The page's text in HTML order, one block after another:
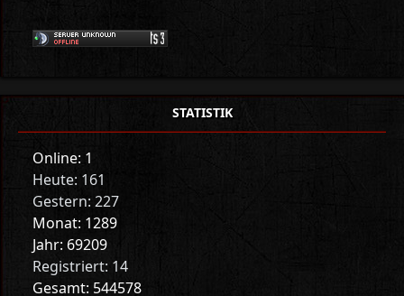
STATISTIK
Online: 1
Heute: 161
Gestern: 227
Monat: 1289
Jahr: 69209
Registriert: 14
Gesamt: 544578